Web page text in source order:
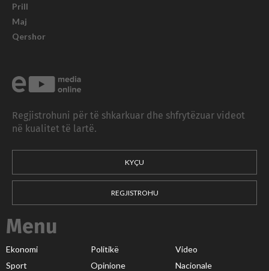
Prill
Maj
Qershor
Regjistrohuni për të shkarkuar dhe shfrytëzuar videot
në kualitet të lartë.
KYÇU
REGJISTROHU
Menu
Ekonomi Politikë
Video
Sport
Opinione Nacionale